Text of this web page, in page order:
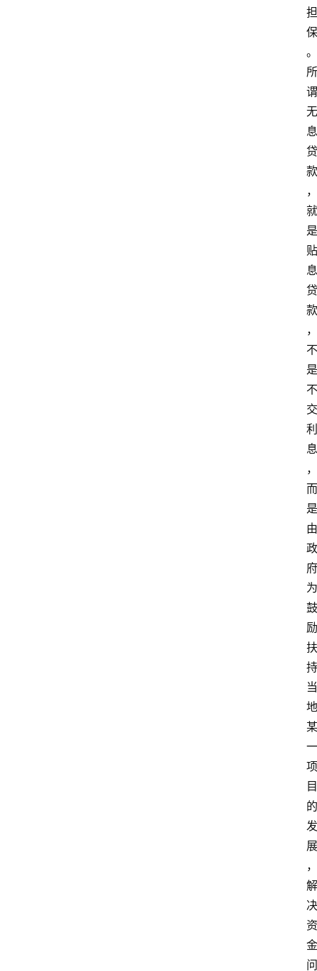
担
保
。
所
谓
无
息
贷
款
，
就
是
贴
息
贷
款
，
不
是
不
交
利
息
，
而
是
由
政
府
为
鼓
励
扶
持
当
地
某
一
项
目
的
发
展
，
解
决
资
金
问